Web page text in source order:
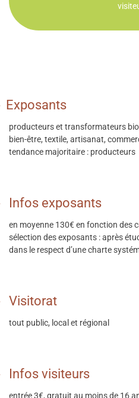
Exposants
producteurs et transformateurs
bien-être, textile, artisanat,
tendance majoritaire : producteurs
Infos exposants
en moyenne 130€ en fonction des
sélection des exposants : après
dans le respect d’une charte
Visitorat
tout public, local et régional
Infos visiteurs
entrée 3€, gratuit au moins de 16